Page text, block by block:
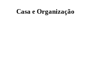
Casa e Organização